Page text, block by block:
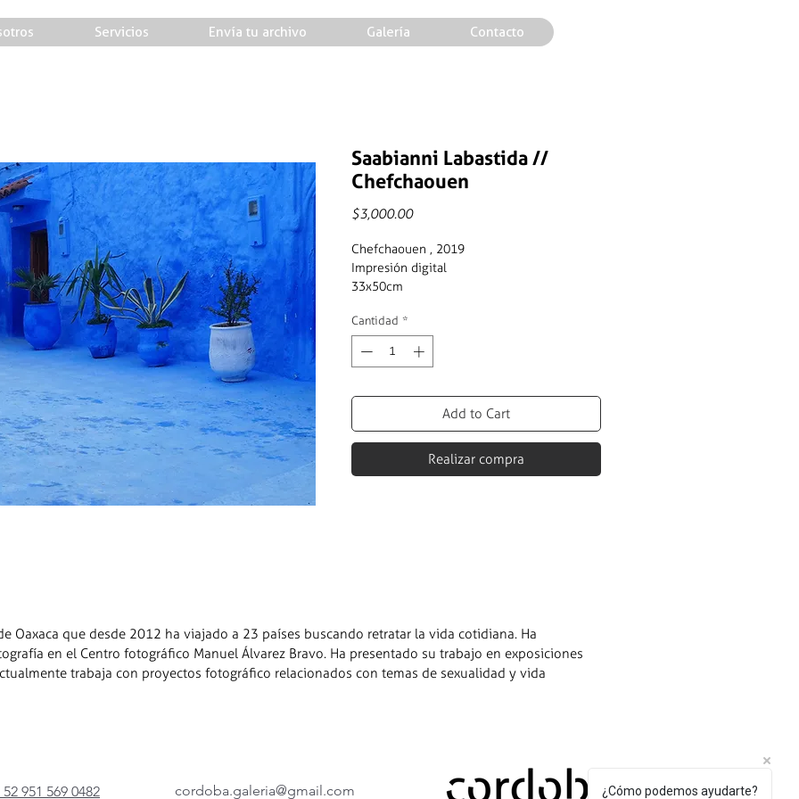
Servicios Envía tu archivo Galería Contacto
Saabianni Labastida //
Chefchaouen
$3,000.00Precio
Chefchaouen , 2019
Impresión digital
33x50cm
Cantidad *
Add to Cart
Realizar compra
Oaxaca que desde 2012 ha viajado a 23 países buscando retratar la vida cotidiana. Ha
en el Centro fotográfico Manuel Álvarez Bravo. Ha presentado su trabajo en exposiciones
trabaja con proyectos fotográfico relacionados con temas de sexualidad y vida
951 569 0482 cordoba.galeria@gmail.com ¿Cómo podemos ayudarte?